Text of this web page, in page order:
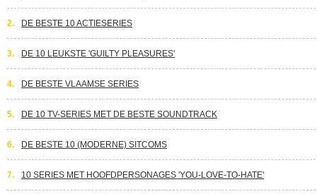
2. DE BESTE 10 ACTIESERIES
3. DE 10 LEUKSTE 'GUILTY PLEASURES'
4. DE BESTE VLAAMSE SERIES
5. DE 10 TV-SERIES MET DE BESTE SOUNDTRACK
6. DE BESTE 10 (MODERNE) SITCOMS
7. 10 SERIES MET HOOFDPERSONAGES 'YOU-LOVE-TO-HATE'